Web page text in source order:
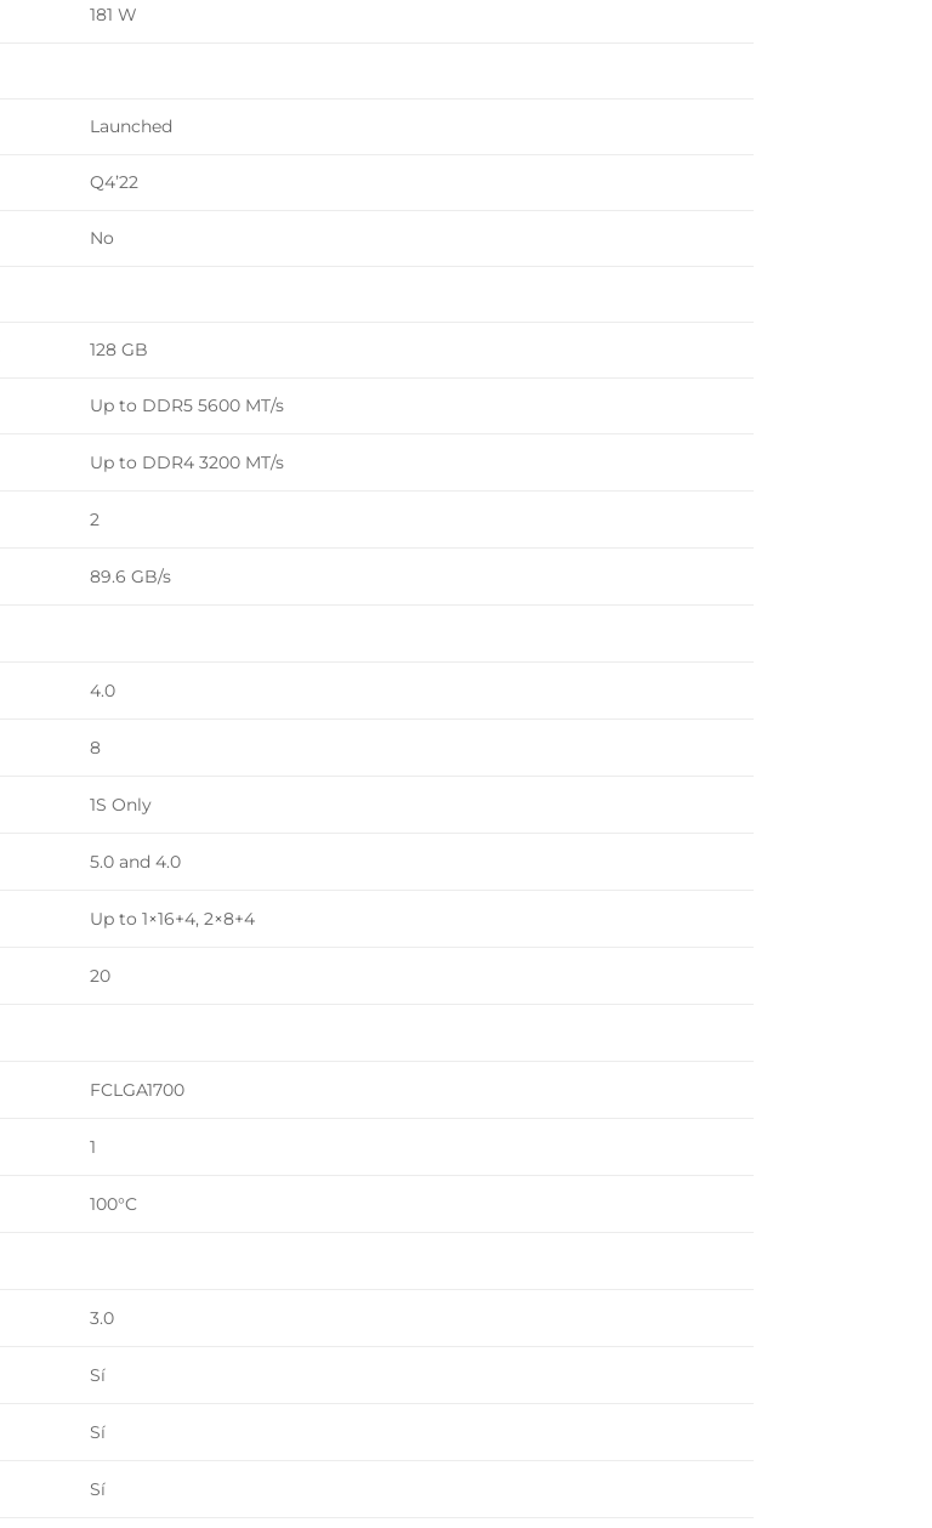
181 W
Launched
Q4’22
No
128 GB
Up to DDR5 5600 MT/s
Up to DDR4 3200 MT/s
2
89.6 GB/s
4.0
8
1S Only
5.0 and 4.0
Up to 1×16+4, 2×8+4
20
FCLGA1700
1
100°C
3.0
Sí
Sí
Sí